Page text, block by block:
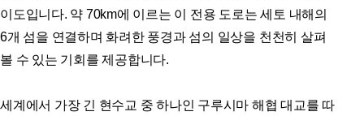
이도입니다. 약 70km에 이르는 이 전용 도로는 세토 내해의
6개 섬을 연결하며 화려한 풍경과 섬의 일상을 천천히 살펴
볼 수 있는 기회를 제공합니다.
세계에서 가장 긴 현수교 중 하나인 구루시마 해협 대교를 따